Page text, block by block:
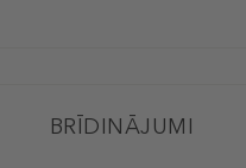
BRĪDINĀJUMI